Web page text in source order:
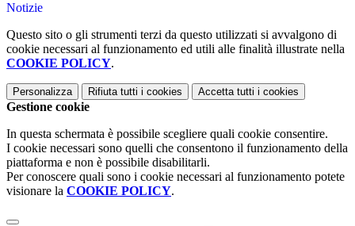
Notizie
Questo sito o gli strumenti terzi da questo utilizzati si avvalgono di
cookie necessari al funzionamento ed utili alle finalità illustrate nella
COOKIE POLICY.
Personalizza Rifiuta tutti i cookies Accetta tutti i cookies
Gestione cookie
In questa schermata è possibile scegliere quali cookie consentire.
I cookie necessari sono quelli che consentono il funzionamento della
piattaforma e non è possibile disabilitarli.
Per conoscere quali sono i cookie necessari al funzionamento potete
visionare la COOKIE POLICY.